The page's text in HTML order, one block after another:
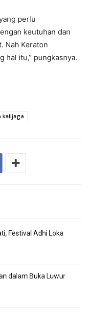
perlu
keutuhan dan
Nah Keraton
hal itu,” pungkasnya.
kalijaga
Festival Adhi Loka
dalam Buka Luwur